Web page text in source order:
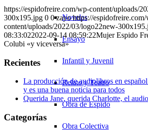
Novelas
Ensayo
Infantil y Juvenil
Relato y Teatro
Obra de Espido
Obra Colectiva
https://espidofreire.com/wp-content/uploads/
300x195.jpg 0 0 zayo https://
content/uploads/2022/03/logo22new-
08:33:022022-09-14 08:59:22Mujer Espido
Colubi «y viceversa»
Recientes
La producción de audiolibros en
y es una buena noticia para todos
Querida Jane, querida Charlotte, el
Categorías